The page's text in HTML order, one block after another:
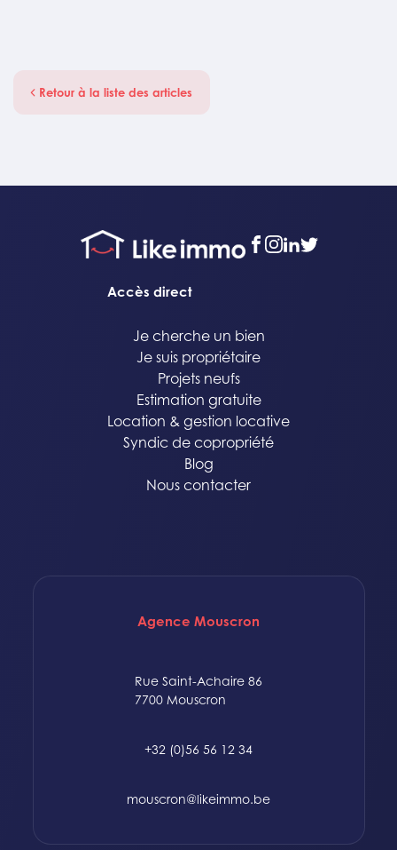
Retour à la liste des articles
facebook
instagram
linkedin
twitter
Accès direct
Je cherche un bien
Je suis propriétaire
Projets neufs
Estimation gratuite
Location & gestion locative
Syndic de copropriété
Blog
Nous contacter
Agence Mouscron
Rue Saint-Achaire 86
7700 Mouscron
+32 (0)56 56 12 34
mouscron@likeimmo.be